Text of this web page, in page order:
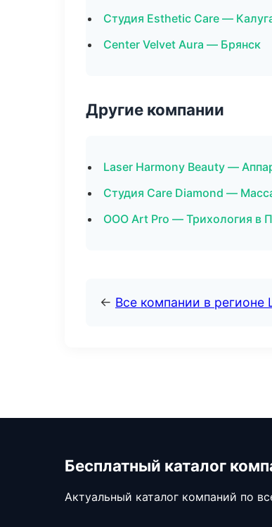
Студия Esthetic Care —
Center Velvet Aura — Брянск
Другие компании
Laser Harmony Beauty —
Студия Care Diamond —
ООО Art Pro — Трихология в
← Все компании в регионе
Бесплатный каталог
Актуальный каталог компаний по